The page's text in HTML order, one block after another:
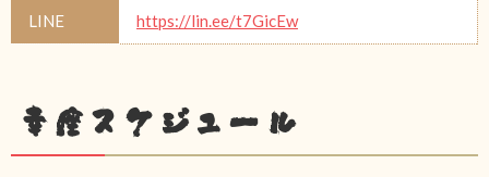
LINE https://lin.ee/t7GicEw
幸座スケジュール